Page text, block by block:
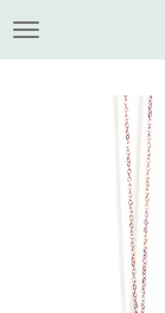
Ga
hoofdinhoud